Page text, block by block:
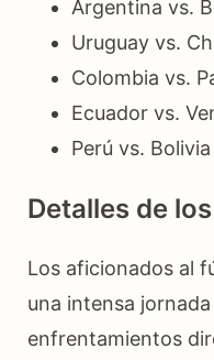
Argentina vs.
Uruguay vs.
Colombia vs.
Ecuador vs.
Perú vs. Bolivia
Detalles de
Los aficionados al
una intensa
enfrentamientos